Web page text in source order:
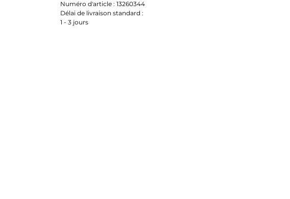
Numéro d'article : 13260344
Délai de livraison standard :
1 - 3 jours